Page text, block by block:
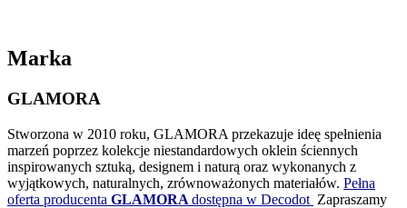
Marka
GLAMORA
Stworzona w 2010 roku, GLAMORA przekazuje ideę spełnienia
marzeń poprzez kolekcje niestandardowych oklein ściennych
inspirowanych sztuką, designem i naturą oraz wykonanych z
wyjątkowych, naturalnych, zrównoważonych materiałów. Pełna
oferta producenta GLAMORA dostępna w Decodot Zapraszamy